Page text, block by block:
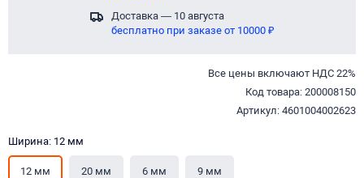
Доставка — 10 августа
бесплатно при заказе от 10000 ₽
Все цены включают НДС 22%
Код товара: 200008150
Артикул: 4601004002623
Ширина: 12 мм
12 мм 20 мм 6 мм 9 мм